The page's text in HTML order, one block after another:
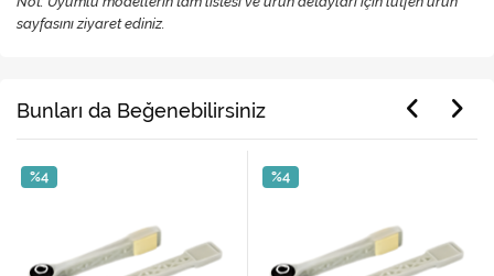
sayfasını ziyaret ediniz.
Bunları da Beğenebilirsiniz
%4 %4